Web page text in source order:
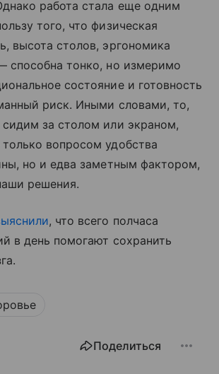
работа стала еще одним
того, что физическая
высота столов, эргономика
способна тонко, но измеримо
состояние и готовность
риск. Иными словами, то,
за столом или экраном,
вопросом удобства
но и едва заметным фактором,
решения.
, что всего полчаса
в день помогают сохранить
Поделиться